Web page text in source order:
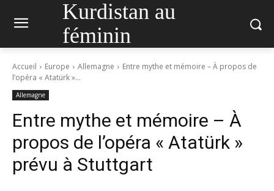
Kurdistan au
féminin
Accueil Europe Allemagne
Entre mythe et mémoire – À propos de
l’opéra « Atatürk »...
Allemagne
Entre mythe et mémoire – À
propos de l’opéra « Atatürk »
prévu à Stuttgart